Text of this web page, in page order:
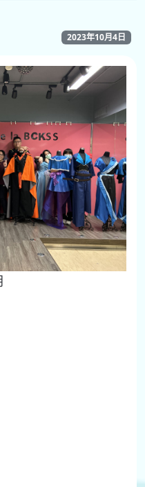
2023年10月4日